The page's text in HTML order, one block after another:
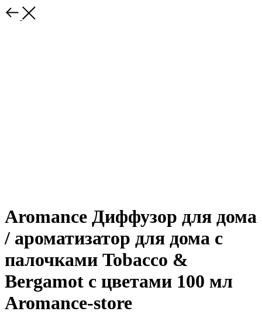
Aromance Диффузор для дома
/ ароматизатор для дома с
палочками Tobacco &
Bergamot с цветами 100 мл
Aromance-store